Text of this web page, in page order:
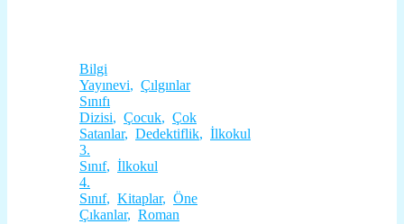
Bilgi
Yayınevi, Çılgınlar
Sınıfı
Dizisi, Çocuk, Çok
Satanlar, Dedektiflik, İlkokul
3.
Sınıf, İlkokul
4.
Sınıf, Kitaplar, Öne
Çıkanlar, Roman